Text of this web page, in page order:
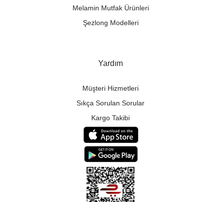
Melamin Mutfak Ürünleri
Şezlong Modelleri
Yardım
Müşteri Hizmetleri
Sıkça Sorulan Sorular
Kargo Takibi